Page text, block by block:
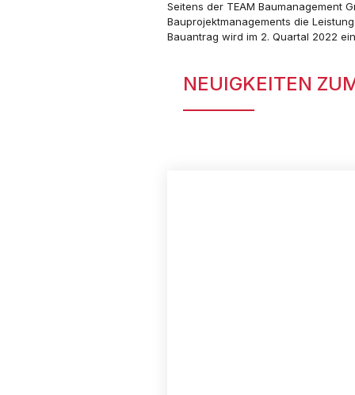
Seitens der TEAM Baumanagement
Bauprojektmanagements die
Bauantrag wird im 2. Quartal 2022
NEUIGKEITEN